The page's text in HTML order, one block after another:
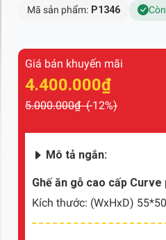
Mã sản phẩm:P1346
Giá bán khuyến mãi
4.400.000₫
5.000.000₫ (-12%)
Mô tả ngắn:
Ghế ăn gỗ cao cấp
Kích thước: (WxHxD)